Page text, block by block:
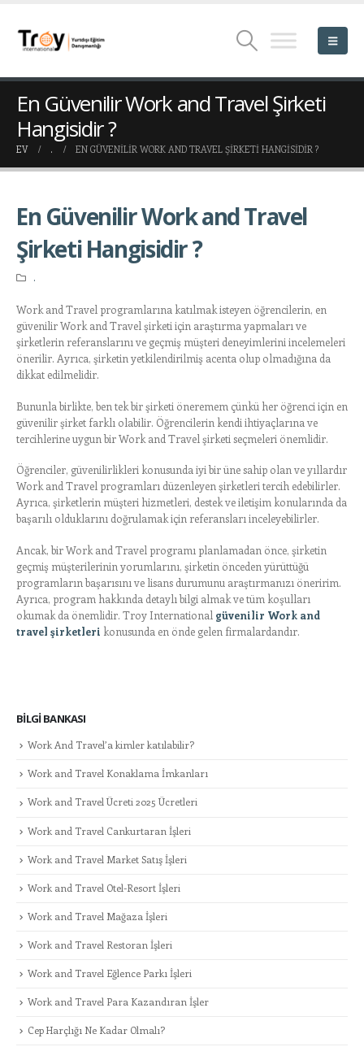
En Güvenilir Work and Travel Şirketi
Hangisidir ?
EV . EN GÜVENILIR WORK AND TRAVEL ŞIRKETI HANGISIDIR ?
En Güvenilir Work and Travel
Şirketi Hangisidir ?
.
Work and Travel programlarına katılmak isteyen öğrencilerin, en
güvenilir Work and Travel şirketi için araştırma yapmaları ve
şirketlerin referanslarını ve geçmiş müşteri deneyimlerini incelemeleri
önerilir. Ayrıca, şirketin yetkilendirilmiş acenta olup olmadığına da
dikkat edilmelidir.
Bununla birlikte, ben tek bir şirketi öneremem çünkü her öğrenci için en
güvenilir şirket farklı olabilir. Öğrencilerin kendi ihtiyaçlarına ve
tercihlerine uygun bir Work and Travel şirketi seçmeleri önemlidir.
Öğrenciler, güvenilirlikleri konusunda iyi bir üne sahip olan ve yıllardır
Work and Travel programları düzenleyen şirketleri tercih edebilirler.
Ayrıca, şirketlerin müşteri hizmetleri, destek ve iletişim konularında da
başarılı olduklarını doğrulamak için referansları inceleyebilirler.
Ancak, bir Work and Travel programı planlamadan önce, şirketin
geçmiş müşterilerinin yorumlarını, şirketin önceden yürüttüğü
programların başarısını ve lisans durumunu araştırmanızı öneririm.
Ayrıca, program hakkında detaylı bilgi almak ve tüm koşulları
okumak da önemlidir. Troy International güvenilir Work and
travel şirketleri konusunda en önde gelen firmalardandır.
BILGI BANKASI
Work And Travel’a kimler katılabilir?
Work and Travel Konaklama İmkanları
Work and Travel Ücreti 2025 Ücretleri
Work and Travel Cankurtaran İşleri
Work and Travel Market Satış İşleri
Work and Travel Otel-Resort İşleri
Work and Travel Mağaza İşleri
Work and Travel Restoran İşleri
Work and Travel Eğlence Parkı İşleri
Work and Travel Para Kazandıran İşler
Cep Harçlığı Ne Kadar Olmalı?